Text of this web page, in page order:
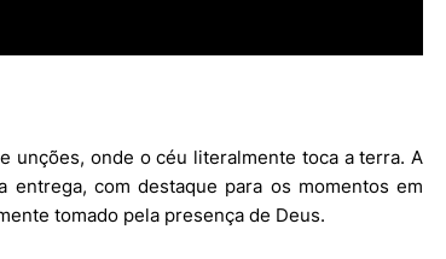
unções, onde o céu literalmente toca a terra. A
com destaque para os momentos em
tomado pela presença de Deus.